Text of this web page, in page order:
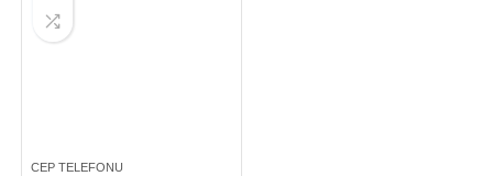
CEP TELEFONU